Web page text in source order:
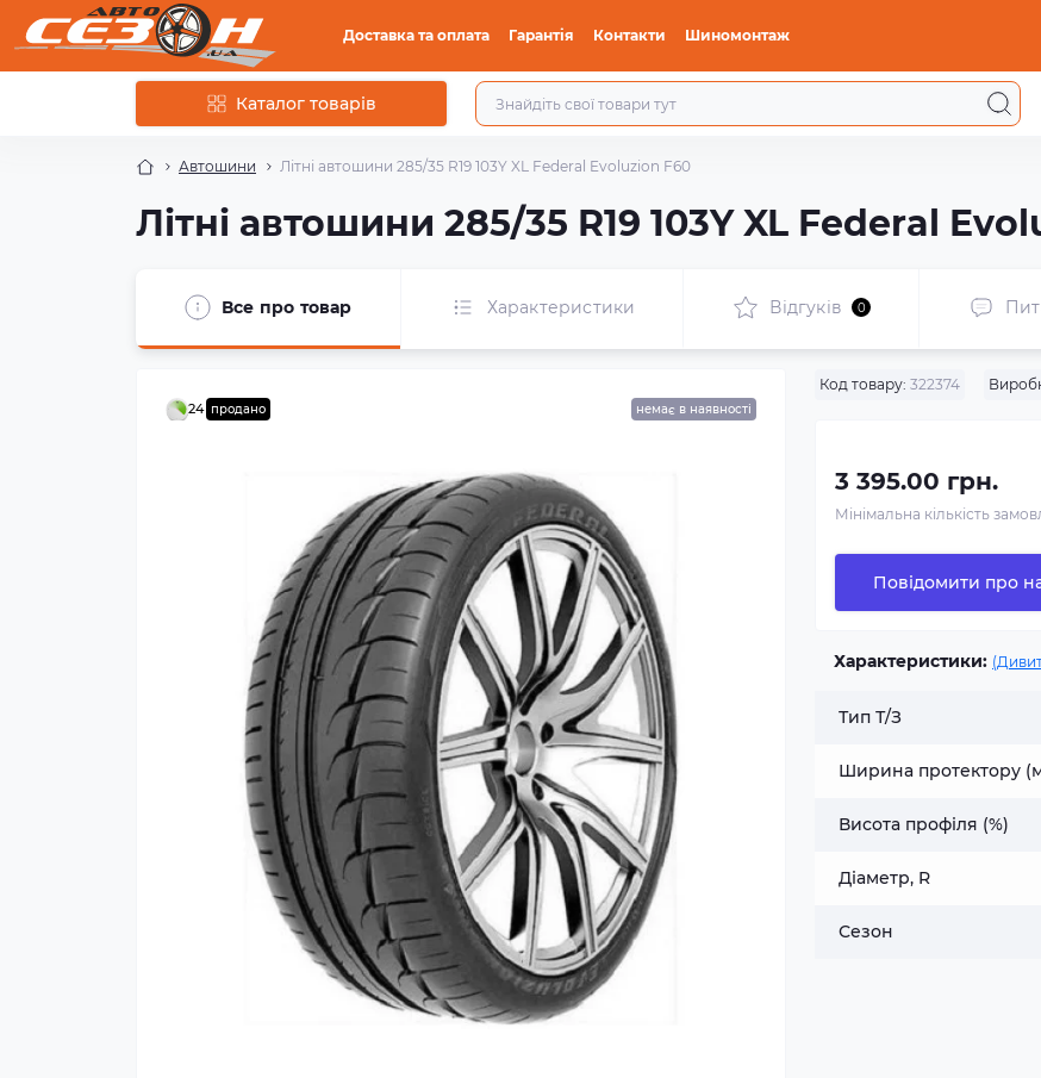
Доставка та оплата Гарантія Контакти Шиномонтаж
Каталог товарів
Автошини Літні автошини 285/35 R19 103Y XL Federal Evoluzion F60
Літні автошини 285/35 R19 103Y XL Federal
Все про товар Характеристики Відгуків 0
24 продано немає в наявності
Код товару: 322374
3 395.00 грн.
Мінімальна кількість
Повідомити про
Характеристики:
Тип Т/З
Ширина протектору
Висота профіля (%)
Діаметр, R
Сезон